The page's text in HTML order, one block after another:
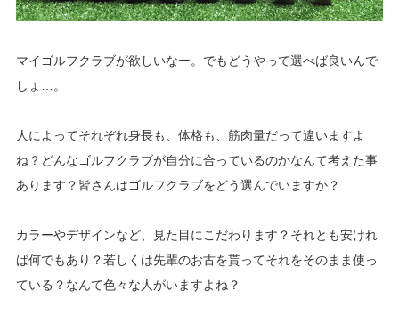
マイゴルフクラブが欲しいなー。でもどうやって選べば良いんで
しょ…。
人によってそれぞれ身長も、体格も、筋肉量だって違いますよ
ね？どんなゴルフクラブが自分に合っているのかなんて考えた事
あります？皆さんはゴルフクラブをどう選んでいますか？
カラーやデザインなど、見た目にこだわります？それとも安けれ
ば何でもあり？若しくは先輩のお古を貰ってそれをそのまま使っ
ている？なんて色々な人がいますよね？